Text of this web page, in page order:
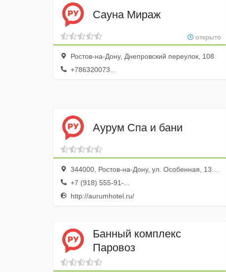
Сауна Мираж
открыто
Ростов-на-Дону, Днепровский переулок, 108
+786320073...
Аурум Спа и бани
344000, Ростов-на-Дону, ул. Особенная, 132/9
+7 (918) 555-91-...
http://aurumhotel.ru/
Банный комплекс
Паровоз